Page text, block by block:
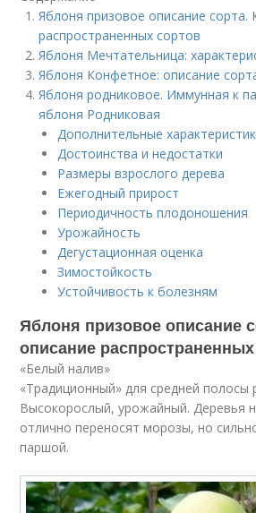
Яблоня призовое описание сорта.
распространенных сортов
Яблоня Мечтательница:
Яблоня Конфетное: описание
Яблоня родниковое. Иммунная к
яблоня Родниковая
Дополнительные
Достоинства и недостатки
Размеры взрослого дерева
Ежегодный прирост
Периодичность плодоношения
Урожайность
Дегустационная оценка
Зимостойкость
Устойчивость к болезням
Яблоня призовое описание
описание
«Белый налив»
«Традиционный» для средней полосы
Высокорослый, урожайный. Деревья
отлично переносят морозы, но
паршой.